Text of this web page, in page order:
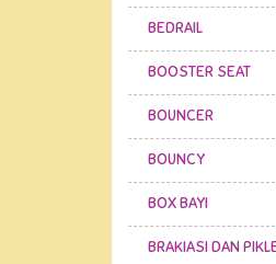
BEDRAIL
BOOSTER SEAT
BOUNCER
BOUNCY
BOX BAYI
BRAKIASI DAN